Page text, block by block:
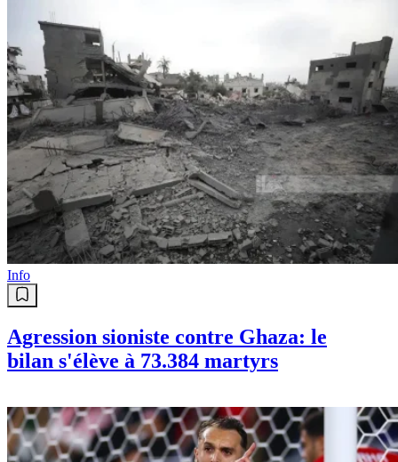
Info
Agression sioniste contre Ghaza: le
bilan s'élève à 73.384 martyrs